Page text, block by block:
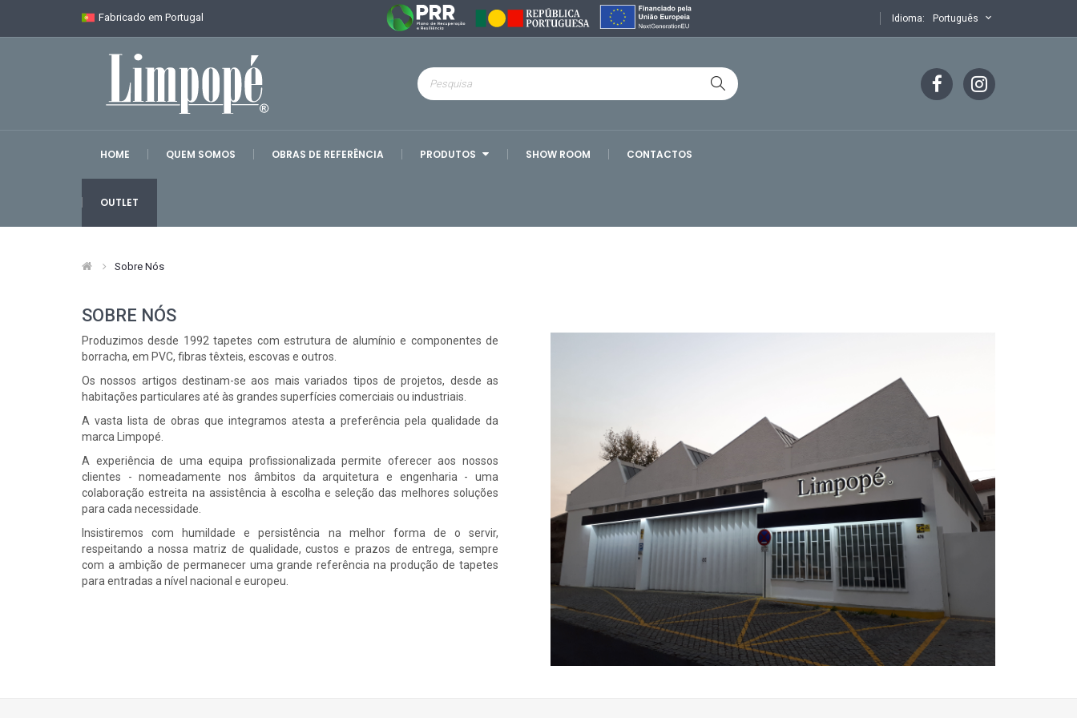
Fabricado em Portugal Idioma: Português
HOME QUEM SOMOS OBRAS DE REFERÊNCIA PRODUTOS SHOW ROOM CONTACTOS
OUTLET
Sobre Nós
SOBRE NÓS
Produzimos desde 1992 tapetes com estrutura de alumínio e componentes de
borracha, em PVC, fibras têxteis, escovas e outros.
Os nossos artigos destinam-se aos mais variados tipos de projetos, desde as
habitações particulares até às grandes superfícies comerciais ou industriais.
A vasta lista de obras que integramos atesta a preferência pela qualidade da
marca Limpopé.
A experiência de uma equipa profissionalizada permite oferecer aos nossos
clientes - nomeadamente nos âmbitos da arquitetura e engenharia - uma
colaboração estreita na assistência à escolha e seleção das melhores soluções
para cada necessidade.
Insistiremos com humildade e persistência na melhor forma de o servir,
respeitando a nossa matriz de qualidade, custos e prazos de entrega, sempre
com a ambição de permanecer uma grande referência na produção de tapetes
para entradas a nível nacional e europeu.